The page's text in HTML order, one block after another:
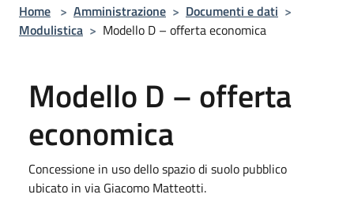
Home > Amministrazione > Documenti e dati >
Modulistica > Modello D – offerta economica
Modello D – offerta
economica
Concessione in uso dello spazio di suolo pubblico
ubicato in via Giacomo Matteotti.